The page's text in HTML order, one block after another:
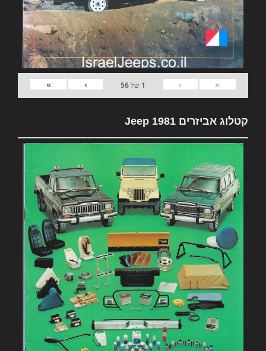
«
‹
1 של56
›
»
קטלוג אביזרים 1981 Jeep